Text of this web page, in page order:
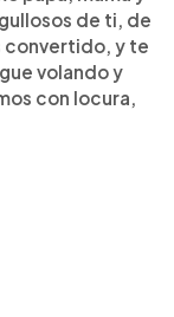
de ti, de
convertido, y te
volando y
con locura,